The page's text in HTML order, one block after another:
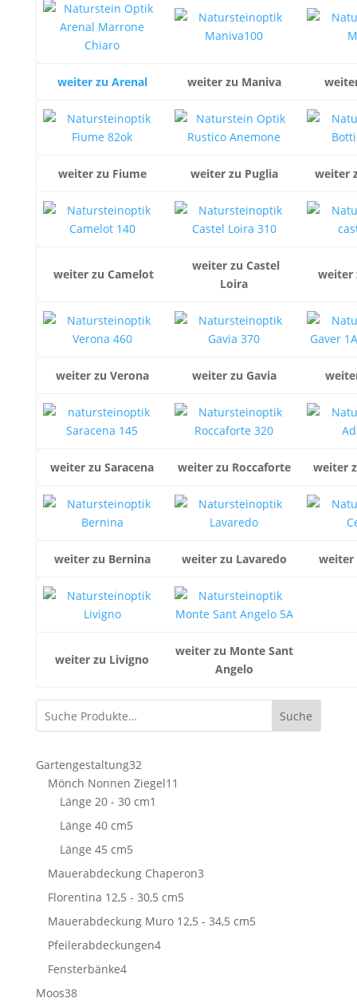
weiter zu Arenal weiter zu Maniva
weiter zu Fiume weiter zu Puglia weiter
weiter zu Camelot
weiter zu Castel
Loira
weiter
weiter zu Verona weiter zu Gavia
weiter zu Saracena weiter zu Roccaforte weiter
weiter zu Bernina weiter zu Lavaredo weiter
weiter zu Livigno
weiter zu Monte Sant
Angelo
Suche
Gartengestaltung3232
Produkte
Mönch Nonnen Ziegel11
Länge 20 - 30 cm1
Länge 40 cm55
Produkte
Länge 45 cm55
Produkte
Mauerabdeckung Chaperon33
Florentina 12,5 - 30,5 cm55
Produkte
Mauerabdeckung Muro 12,5 - 34,5 cm55
Pfeilerabdeckungen44
Fensterbänke44
Moos3838